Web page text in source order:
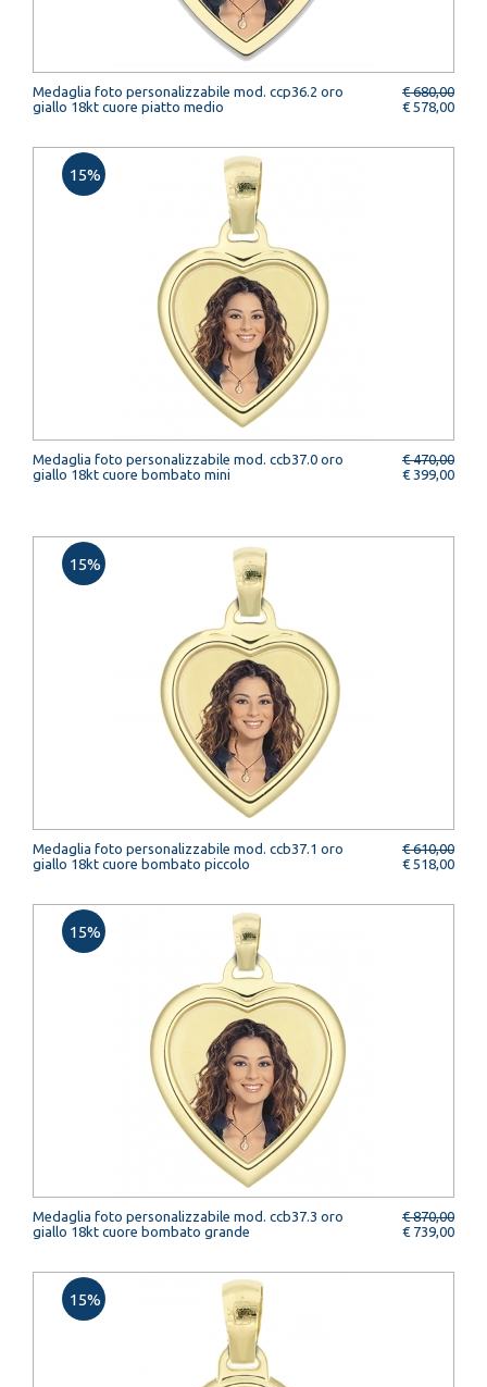
Medaglia foto personalizzabile mod. ccp36.2 oro
giallo 18kt cuore piatto medio
€ 680,00
€ 578,00
Medaglia foto personalizzabile mod. ccb37.0 oro
giallo 18kt cuore bombato mini
€ 470,00
€ 399,00
15%
Medaglia foto personalizzabile mod. ccb37.1 oro
giallo 18kt cuore bombato piccolo
€ 610,00
€ 518,00
15%
Medaglia foto personalizzabile mod. ccb37.3 oro
giallo 18kt cuore bombato grande
€ 870,00
€ 739,00
15%
15%